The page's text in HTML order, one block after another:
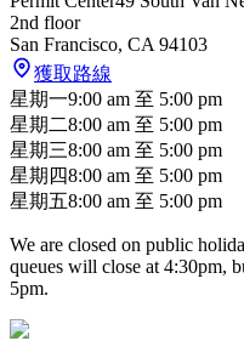
2nd floor
San Francisco, CA 94103
獲取路線
星期一9:00 am 至 5:00 pm
星期二8:00 am 至 5:00 pm
星期三8:00 am 至 5:00 pm
星期四8:00 am 至 5:00 pm
星期五8:00 am 至 5:00 pm
We are closed on public
queues will close at 4:30pm,
5pm.